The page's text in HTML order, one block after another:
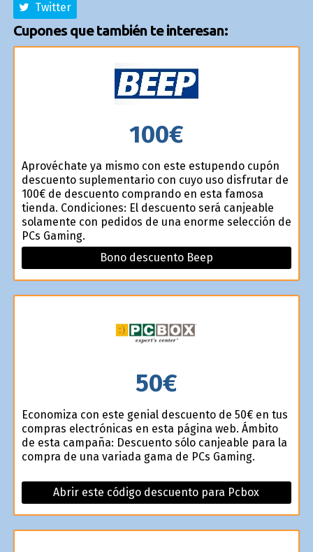
Twitter
Cupones que también te interesan:
100€
Aprovéchate ya mismo con este estupendo cupón
descuento suplementario con cuyo uso disfrutar de
100€ de descuento comprando en esta famosa
tienda. Condiciones: El descuento será canjeable
solamente con pedidos de una enorme selección de
PCs Gaming.
Bono descuento Beep
50€
Economiza con este genial descuento de 50€ en tus
compras electrónicas en esta página web. Ámbito
de esta campaña: Descuento sólo canjeable para la
compra de una variada gama de PCs Gaming.
Abrir este código descuento para Pcbox